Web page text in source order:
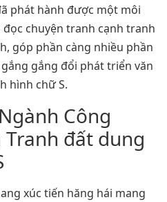
phát hành được một môi
chuyện tranh cạnh tranh
góp phần càng nhiều phần
gắng đổi phát triển văn
hình chữ S.
Công
đất dung
xúc tiến hăng hái mang